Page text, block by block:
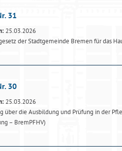
31
25.03.2026
der Stadtgemeinde Bremen für das
30
25.03.2026
über die Ausbildung und Prüfung in der
– BremPFHV)